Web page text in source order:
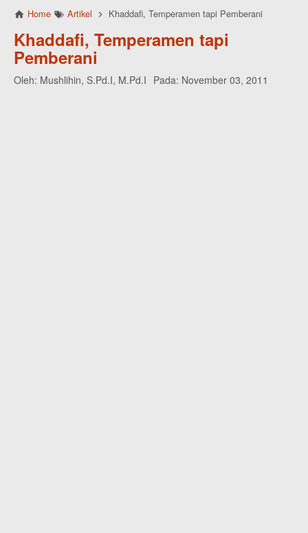
Home Artikel Khaddafi, Temperamen tapi Pemberani
Khaddafi, Temperamen tapi
Pemberani
Oleh: Mushlihin, S.Pd.I, M.Pd.I Pada: November 03, 2011